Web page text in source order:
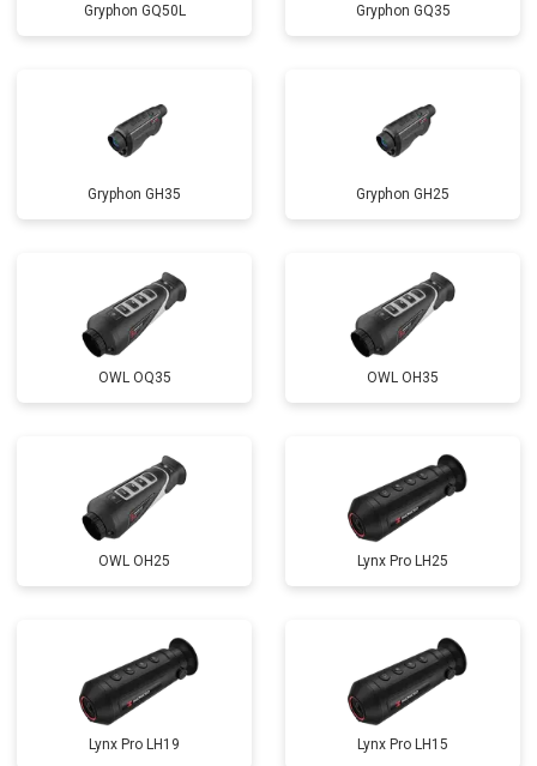
Gryphon GQ50L Gryphon GQ35
Gryphon GH35 Gryphon GH25
OWL OQ35 OWL OH35
OWL OH25 Lynx Pro LH25
Lynx Pro LH19 Lynx Pro LH15